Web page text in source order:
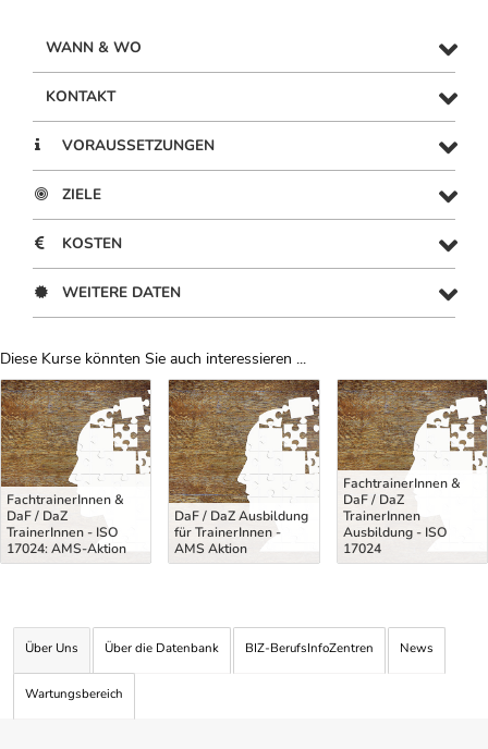
WANN & WO
KONTAKT
VORAUSSETZUNGEN
ZIELE
KOSTEN
WEITERE DATEN
Diese Kurse könnten Sie auch interessieren ...
Uber Weiterbildungsvorschläge
FachtrainerInnen &
DaF / DaZ
TrainerInnen - ISO
17024: AMS-Aktion
DaF / DaZ Ausbildung
für TrainerInnen -
AMS Aktion
FachtrainerInnen &
DaF / DaZ
TrainerInnen
Ausbildung - ISO
17024
Über Uns Über die Datenbank BIZ-BerufsInfoZentren News
Wartungsbereich